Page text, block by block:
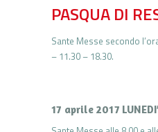
PASQUA DI
Sante Messe secondo
– 11.30 – 18.30.
17 aprile 2017 LUNEDI’